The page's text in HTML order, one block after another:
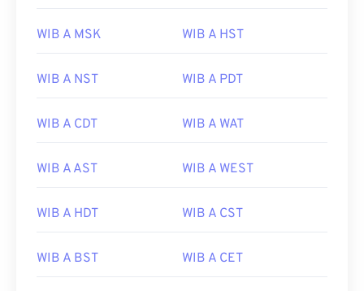
WIB A MSK WIB A HST
WIB A NST WIB A PDT
WIB A CDT WIB A WAT
WIB A AST WIB A WEST
WIB A HDT WIB A CST
WIB A BST WIB A CET